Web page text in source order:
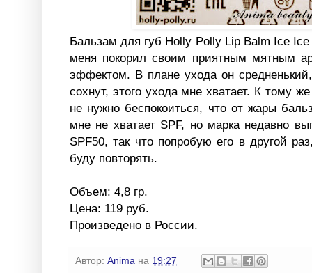
Бальзам для губ Holly Polly Lip Balm Ice
меня покорил своим приятным мятным
эффектом. В плане ухода он
сохнут, этого ухода мне хватает. К тому
не нужно беспокоиться, что от жары
мне не хватает SPF, но марка недавно
SPF50, так что попробую его в другой
буду повторять.
Объем: 4,8 гр.
Цена: 119 руб.
Произведено в России.
Автор: Anima на 19:27